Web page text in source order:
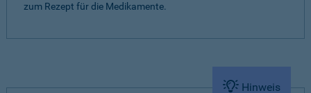
zum Rezept für die Medikamente.
Hinweis